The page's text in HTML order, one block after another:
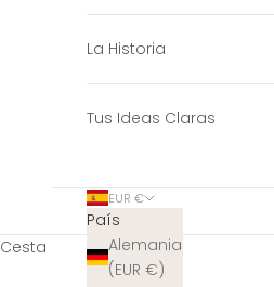
La Historia
Tus Ideas Claras
EUR €
País
Alemania
(EUR €)
Cesta